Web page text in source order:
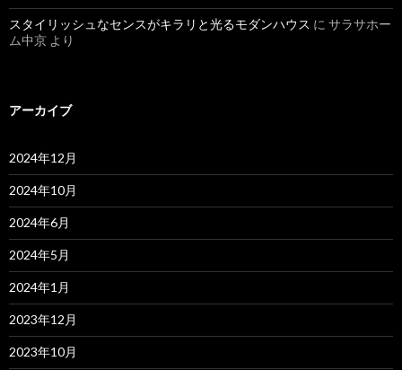
スタイリッシュなセンスがキラリと光るモダンハウス に サラサホー
ム中京 より
アーカイブ
2024年12月
2024年10月
2024年6月
2024年5月
2024年1月
2023年12月
2023年10月